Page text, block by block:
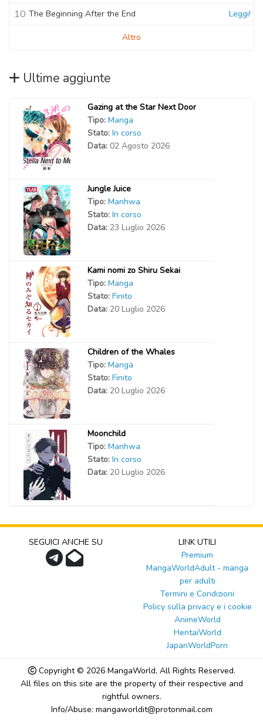
10 The Beginning After the End Leggi!
Altro
Ultime aggiunte
Gazing at the Star Next Door
Tipo: Manga
Stato: In corso
Data: 02 Agosto 2026
Jungle Juice
Tipo: Manhwa
Stato: In corso
Data: 23 Luglio 2026
Kami nomi zo Shiru Sekai
Tipo: Manga
Stato: Finito
Data: 20 Luglio 2026
Children of the Whales
Tipo: Manga
Stato: Finito
Data: 20 Luglio 2026
Moonchild
Tipo: Manhwa
Stato: In corso
Data: 20 Luglio 2026
SEGUICI ANCHE SU
LINK UTILI
Premium
MangaWorldAdult - manga
per adulti
Termini e Condizioni
Policy sulla privacy e i cookie
AnimeWorld
HentaiWorld
JapanWorldPorn
Copyright © 2026 MangaWorld, All Rights Reserved.
All files on this site are the property of their respective and
rightful owners.
Info/Abuse: mangaworldit@protonmail.com